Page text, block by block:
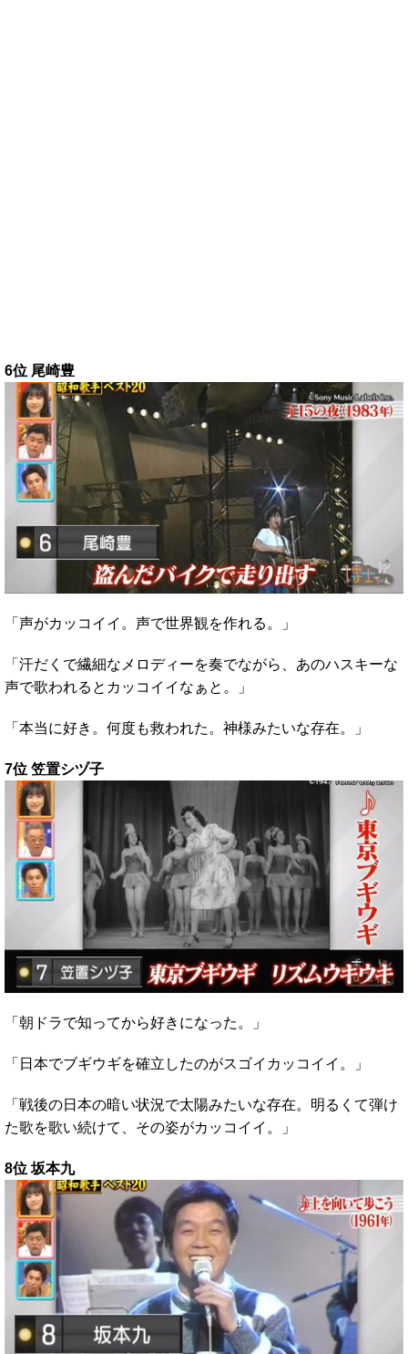
6位 尾崎豊
「声がカッコイイ。声で世界観を作れる。」
「汗だくで繊細なメロディーを奏でながら、あのハスキーな
声で歌われるとカッコイイなぁと。」
「本当に好き。何度も救われた。神様みたいな存在。」
7位 笠置シヅ子
「朝ドラで知ってから好きになった。」
「日本でブギウギを確立したのがスゴイカッコイイ。」
「戦後の日本の暗い状況で太陽みたいな存在。明るくて弾け
た歌を歌い続けて、その姿がカッコイイ。」
8位 坂本九